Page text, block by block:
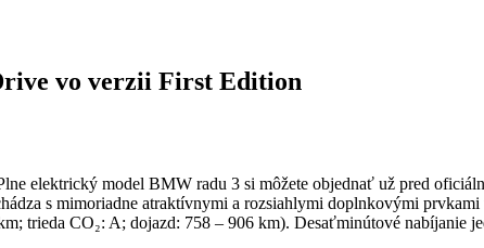
vo verzii First Edition
elektrický model BMW radu 3 si môžete objednať už pred
s mimoriadne atraktívnymi a rozsiahlymi doplnkovými
trieda CO₂: A; dojazd: 758 – 906 km). Desaťminútové nabíjanie